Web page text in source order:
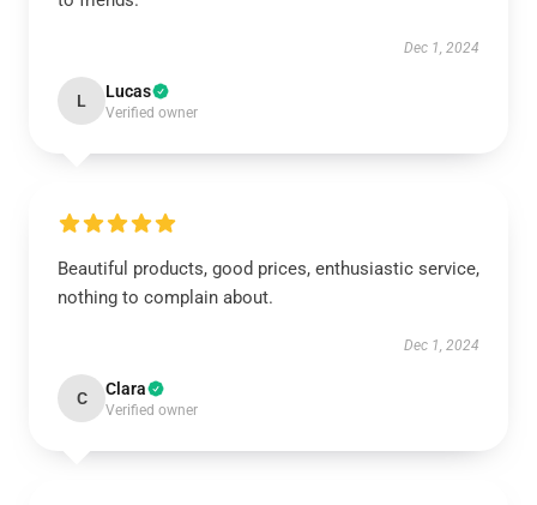
Dec 1, 2024
L Lucas
Verified owner
Beautiful products, good prices, enthusiastic service,
nothing to complain about.
Dec 1, 2024
C Clara
Verified owner